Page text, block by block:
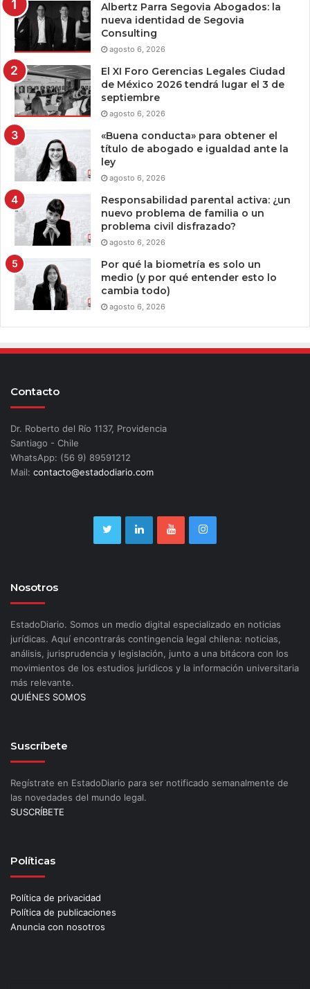
Albertz Parra Segovia Abogados: la
nueva identidad de Segovia
Consulting
agosto 6, 2026
El XI Foro Gerencias Legales Ciudad
de México 2026 tendrá lugar el 3 de
septiembre
agosto 6, 2026
«Buena conducta» para obtener el
título de abogado e igualdad ante la
ley
agosto 6, 2026
Responsabilidad parental activa: ¿un
nuevo problema de familia o un
problema civil disfrazado?
agosto 6, 2026
Por qué la biometría es solo un
medio (y por qué entender esto lo
cambia todo)
agosto 6, 2026
Contacto
Dr. Roberto del Río 1137, Providencia
Santiago - Chile
WhatsApp: (56 9) 89591212
Mail: contacto@estadodiario.com
Nosotros
EstadoDiario. Somos un medio digital especializado en noticias
jurídicas. Aquí encontrarás contingencia legal chilena: noticias,
análisis, jurisprudencia y legislación, junto a una bitácora con los
movimientos de los estudios jurídicos y la información universitaria
más relevante.
QUIÉNES SOMOS
Suscríbete
Regístrate en EstadoDiario para ser notificado semanalmente de
las novedades del mundo legal.
SUSCRÍBETE
Políticas
Política de privacidad
Política de publicaciones
Anuncia con nosotros